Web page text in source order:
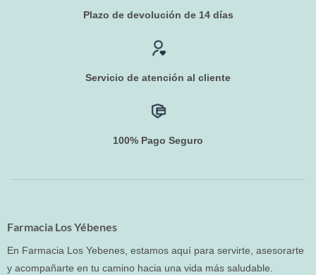
Plazo de devolución de 14 días
Servicio de atención al cliente
100% Pago Seguro
Farmacia Los Yébenes
En Farmacia Los Yebenes, estamos aquí para servirte, asesorarte
y acompañarte en tu camino hacia una vida más saludable.